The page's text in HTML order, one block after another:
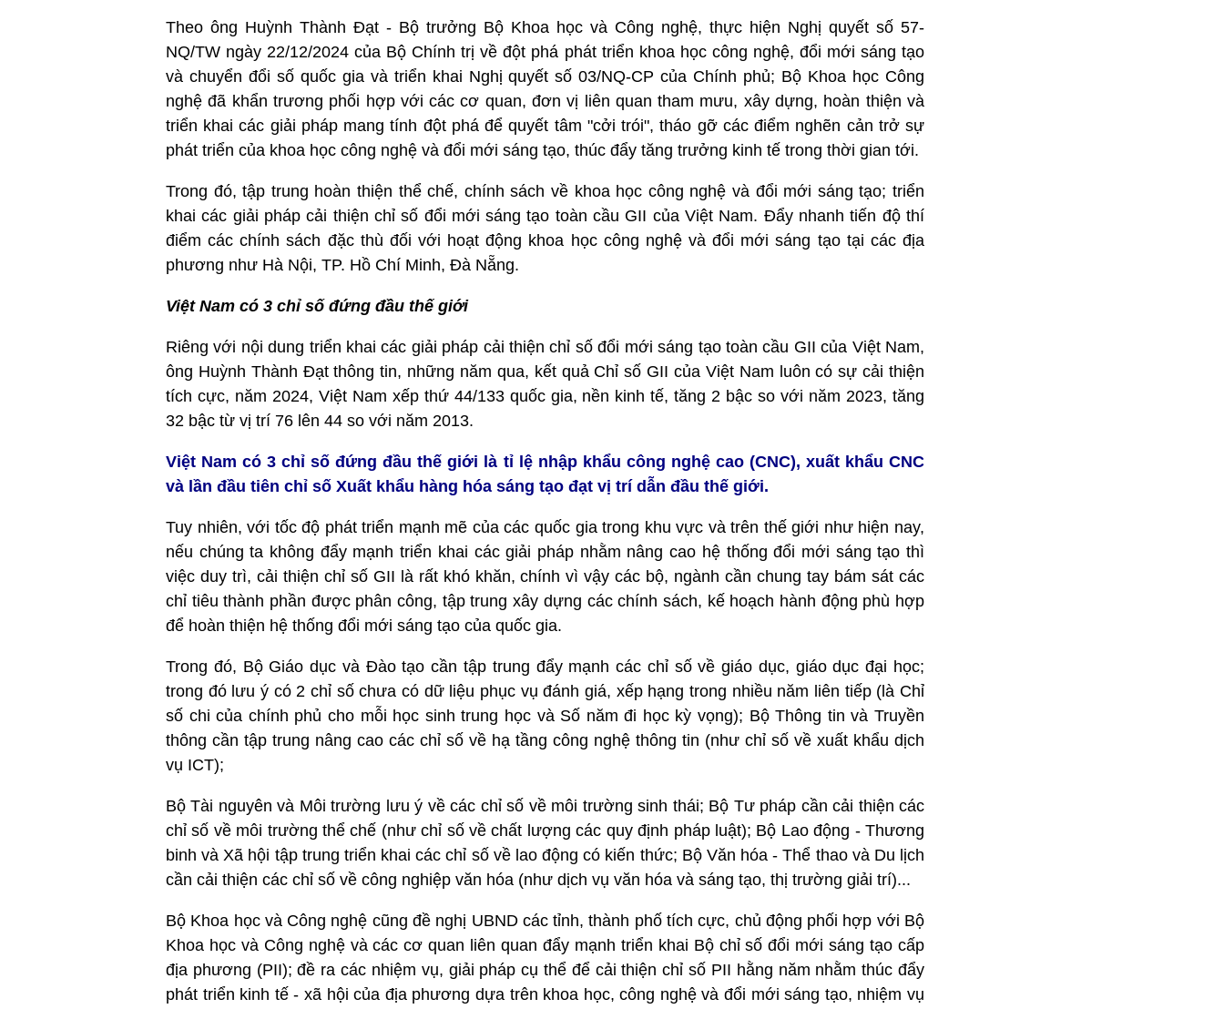
Theo ông Huỳnh Thành Đạt - Bộ trưởng Bộ Khoa học và Công nghệ, thực hiện Nghị quyết số 57-
NQ/TW ngày 22/12/2024 của Bộ Chính trị về đột phá phát triển khoa học công nghệ, đổi mới sáng tạo
và chuyển đổi số quốc gia và triển khai Nghị quyết số 03/NQ-CP của Chính phủ; Bộ Khoa học Công
nghệ đã khẩn trương phối hợp với các cơ quan, đơn vị liên quan tham mưu, xây dựng, hoàn thiện và
triển khai các giải pháp mang tính đột phá để quyết tâm "cởi trói", tháo gỡ các điểm nghẽn cản trở sự
phát triển của khoa học công nghệ và đổi mới sáng tạo, thúc đẩy tăng trưởng kinh tế trong thời gian tới.
Trong đó, tập trung hoàn thiện thể chế, chính sách về khoa học công nghệ và đổi mới sáng tạo; triển
khai các giải pháp cải thiện chỉ số đổi mới sáng tạo toàn cầu GII của Việt Nam. Đẩy nhanh tiến độ thí
điểm các chính sách đặc thù đối với hoạt động khoa học công nghệ và đổi mới sáng tạo tại các địa
phương như Hà Nội, TP. Hồ Chí Minh, Đà Nẵng.
Việt Nam có 3 chỉ số đứng đầu thế giới
Riêng với nội dung triển khai các giải pháp cải thiện chỉ số đổi mới sáng tạo toàn cầu GII của Việt Nam,
ông Huỳnh Thành Đạt thông tin, những năm qua, kết quả Chỉ số GII của Việt Nam luôn có sự cải thiện
tích cực, năm 2024, Việt Nam xếp thứ 44/133 quốc gia, nền kinh tế, tăng 2 bậc so với năm 2023, tăng
32 bậc từ vị trí 76 lên 44 so với năm 2013.
Việt Nam có 3 chỉ số đứng đầu thế giới là tỉ lệ nhập khẩu công nghệ cao (CNC), xuất khẩu CNC
và lần đầu tiên chỉ số Xuất khẩu hàng hóa sáng tạo đạt vị trí dẫn đầu thế giới.
Tuy nhiên, với tốc độ phát triển mạnh mẽ của các quốc gia trong khu vực và trên thế giới như hiện nay,
nếu chúng ta không đẩy mạnh triển khai các giải pháp nhằm nâng cao hệ thống đổi mới sáng tạo thì
việc duy trì, cải thiện chỉ số GII là rất khó khăn, chính vì vậy các bộ, ngành cần chung tay bám sát các
chỉ tiêu thành phần được phân công, tập trung xây dựng các chính sách, kế hoạch hành động phù hợp
để hoàn thiện hệ thống đổi mới sáng tạo của quốc gia.
Trong đó, Bộ Giáo dục và Đào tạo cần tập trung đẩy mạnh các chỉ số về giáo dục, giáo dục đại học;
trong đó lưu ý có 2 chỉ số chưa có dữ liệu phục vụ đánh giá, xếp hạng trong nhiều năm liên tiếp (là Chỉ
số chi của chính phủ cho mỗi học sinh trung học và Số năm đi học kỳ vọng); Bộ Thông tin và Truyền
thông cần tập trung nâng cao các chỉ số về hạ tầng công nghệ thông tin (như chỉ số về xuất khẩu dịch
vụ ICT);
Bộ Tài nguyên và Môi trường lưu ý về các chỉ số về môi trường sinh thái; Bộ Tư pháp cần cải thiện các
chỉ số về môi trường thể chế (như chỉ số về chất lượng các quy định pháp luật); Bộ Lao động - Thương
binh và Xã hội tập trung triển khai các chỉ số về lao động có kiến thức; Bộ Văn hóa - Thể thao và Du lịch
cần cải thiện các chỉ số về công nghiệp văn hóa (như dịch vụ văn hóa và sáng tạo, thị trường giải trí)...
Bộ Khoa học và Công nghệ cũng đề nghị UBND các tỉnh, thành phố tích cực, chủ động phối hợp với Bộ
Khoa học và Công nghệ và các cơ quan liên quan đẩy mạnh triển khai Bộ chỉ số đổi mới sáng tạo cấp
địa phương (PII); đề ra các nhiệm vụ, giải pháp cụ thể để cải thiện chỉ số PII hằng năm nhằm thúc đẩy
phát triển kinh tế - xã hội của địa phương dựa trên khoa học, công nghệ và đổi mới sáng tạo, nhiệm vụ